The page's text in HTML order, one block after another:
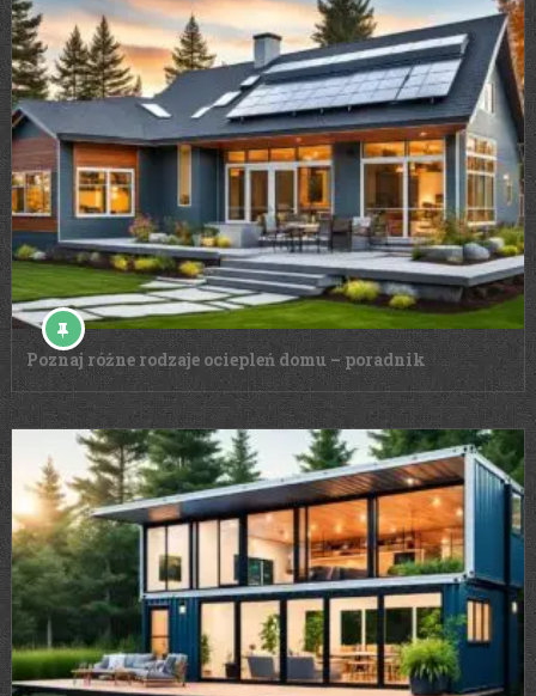
Poznaj różne rodzaje ociepleń domu – poradnik